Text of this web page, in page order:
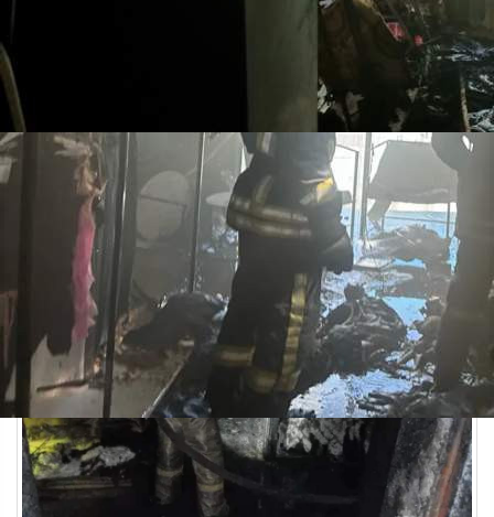
Последствия пожара в Дзержинском
В Ачинске горел торговый центр «Плаза»
В Красноярске на улице Читинской пожар возник в квартире